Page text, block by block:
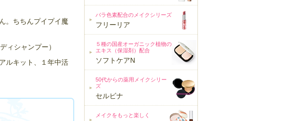
。ちちんプイプイ魔
ィシャンプー）
ルキット、１年中活
バラ色素配合のメイクシリーズ
フリーリア
５種の国産オーガニック植物の
エキス（保湿剤）配合
ソフトケアN
50代からの薬用メイクシリー
ズ
セルビナ
メイクをもっと楽しく